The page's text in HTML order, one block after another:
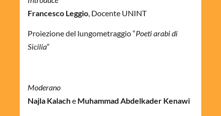
Francesco Leggio , Docente UNINT
Proiezione del lungometraggio “Poeti arabi di
Sicilia“
Moderano
Najla Kalache Muhammad Abdelkader Kenawi